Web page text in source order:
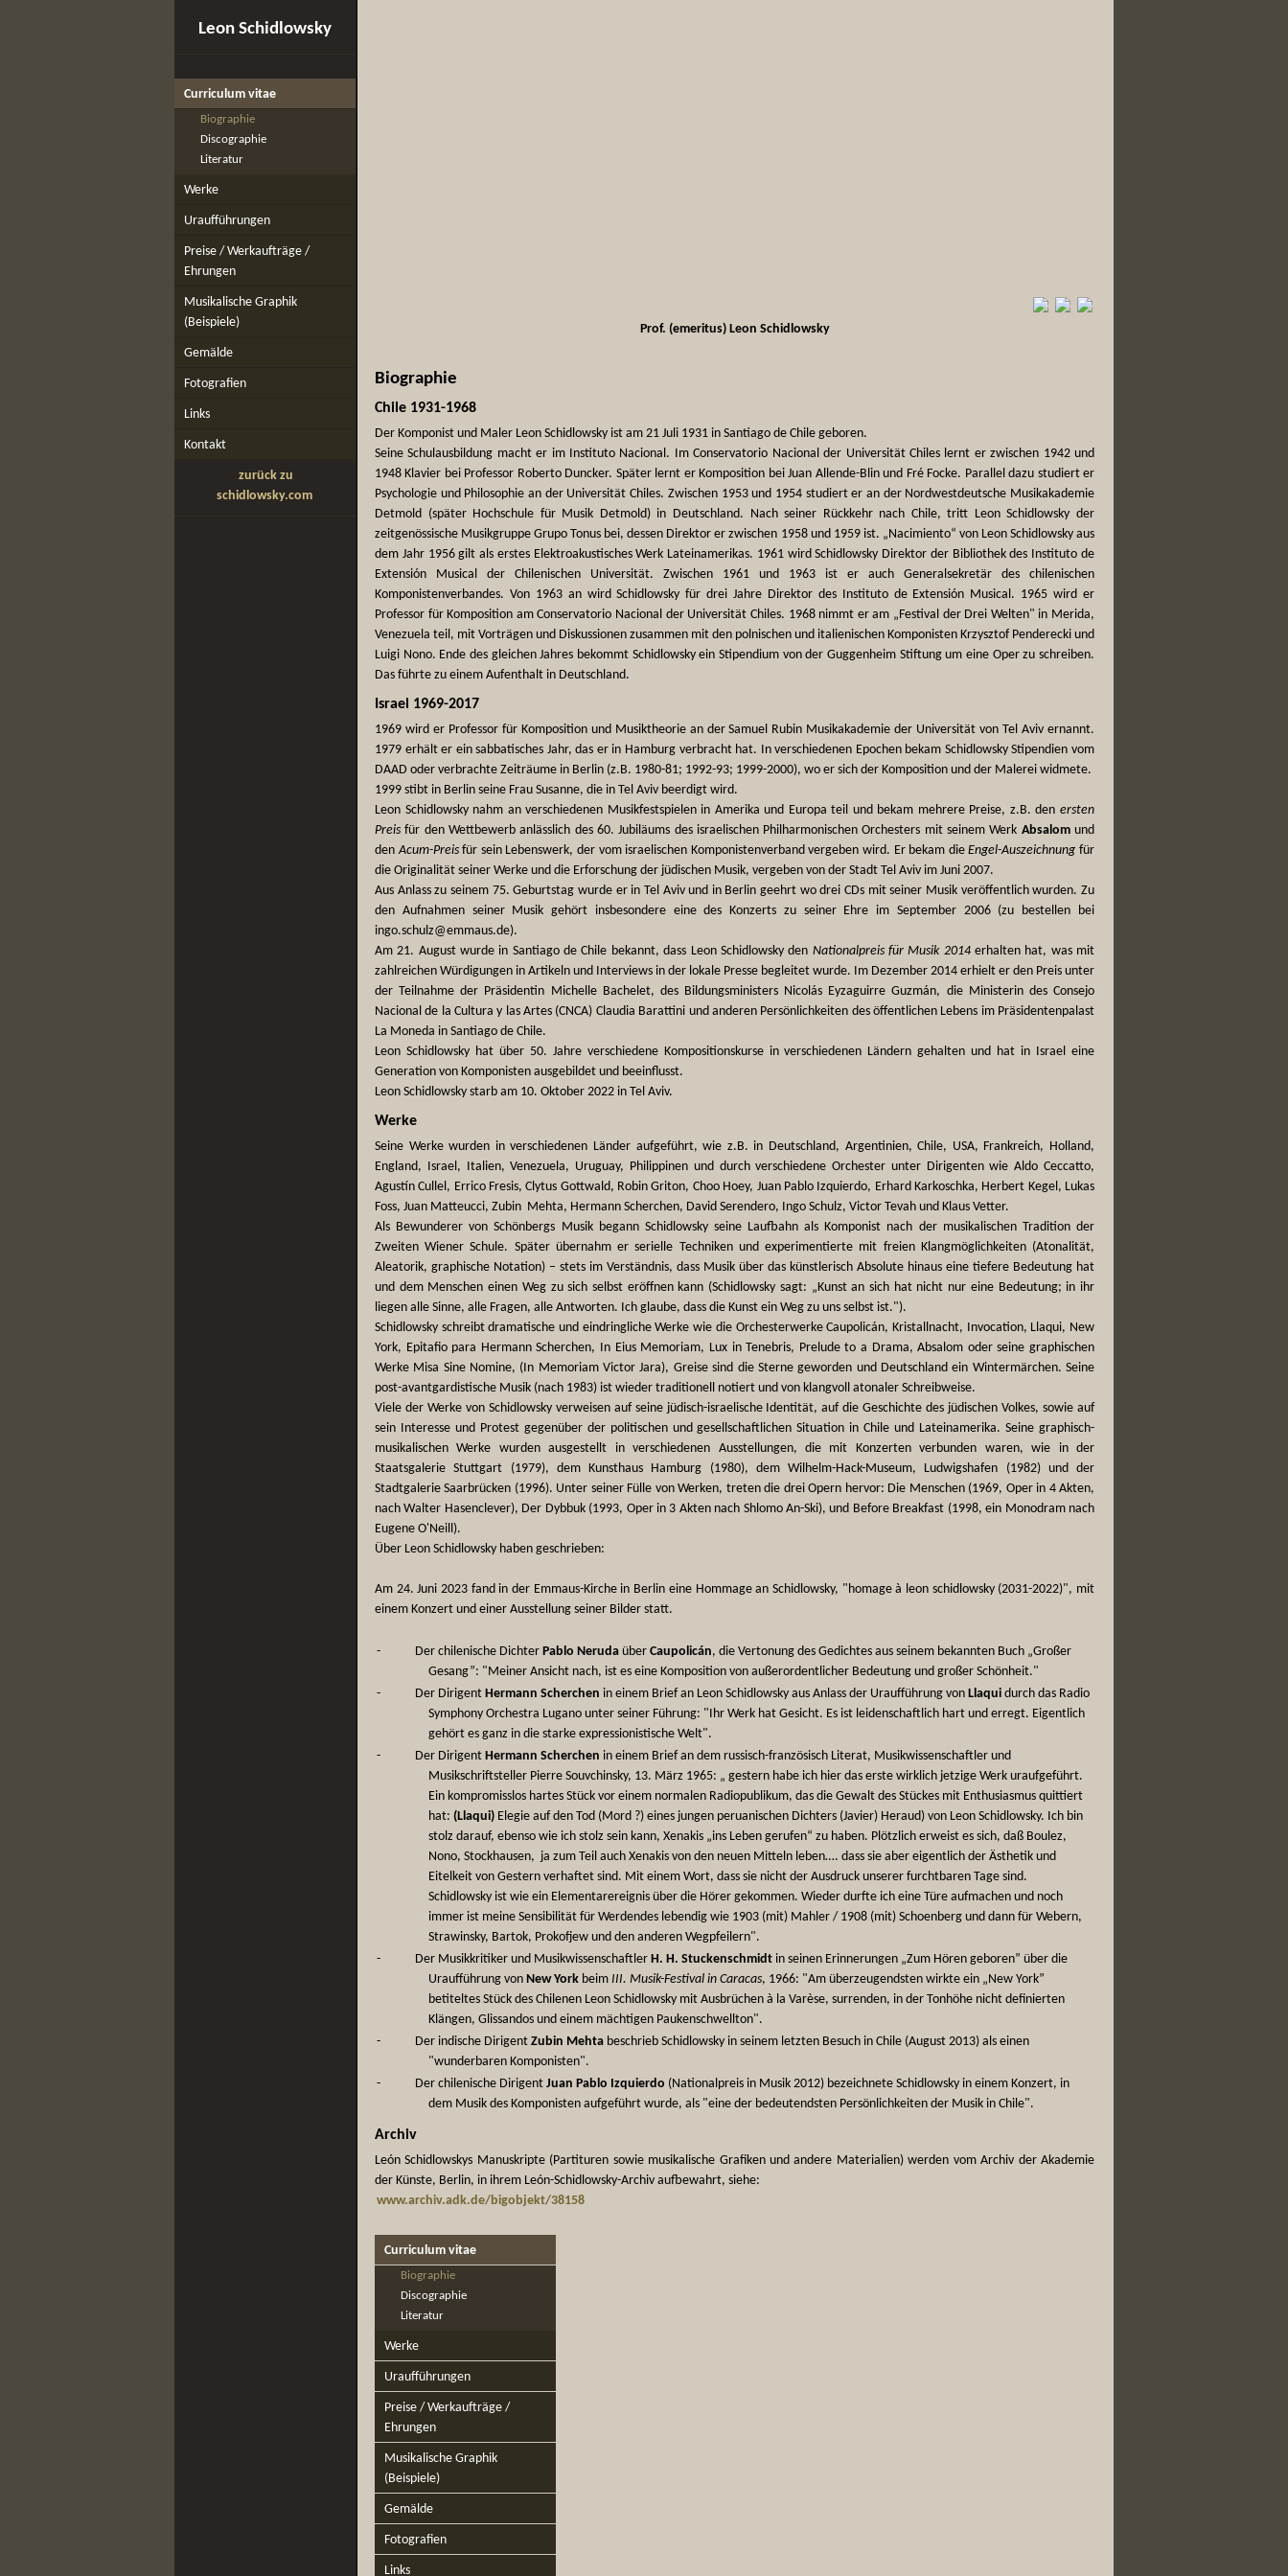
Leon Schidlowsky
Curriculum vitae
Biographie
Discographie
Literatur
Werke
Uraufführungen
Preise / Werkaufträge /
Ehrungen
Musikalische Graphik
(Beispiele)
Gemälde
Fotografien
Links
Kontakt
zurück zu
schidlowsky.com
Prof. (emeritus) Leon Schidlowsky
Biographie
Chile 1931-1968
Der Komponist und Maler Leon Schidlowsky ist am 21 Juli 1931 in Santiago de Chile geboren.
Seine Schulausbildung macht er im Instituto Nacional. Im Conservatorio Nacional der Universität Chiles lernt er zwischen 1942 und
1948 Klavier bei Professor Roberto Duncker. Später lernt er Komposition bei Juan Allende-Blin und Fré Focke. Parallel dazu studiert er
Psychologie und Philosophie an der Universität Chiles. Zwischen 1953 und 1954 studiert er an der Nordwestdeutsche Musikakademie
Detmold (später Hochschule für Musik Detmold) in Deutschland. Nach seiner Rückkehr nach Chile, tritt Leon Schidlowsky der
zeitgenössische Musikgruppe Grupo Tonus bei, dessen Direktor er zwischen 1958 und 1959 ist. „Nacimiento“ von Leon Schidlowsky aus
dem Jahr 1956 gilt als erstes Elektroakustisches Werk Lateinamerikas. 1961 wird Schidlowsky Direktor der Bibliothek des Instituto de
Extensión Musical der Chilenischen Universität. Zwischen 1961 und 1963 ist er auch Generalsekretär des chilenischen
Komponistenverbandes. Von 1963 an wird Schidlowsky für drei Jahre Direktor des Instituto de Extensión Musical. 1965 wird er
Professor für Komposition am Conservatorio Nacional der Universität Chiles. 1968 nimmt er am „Festival der Drei Welten" in Merida,
Venezuela teil, mit Vorträgen und Diskussionen zusammen mit den polnischen und italienischen Komponisten Krzysztof Penderecki und
Luigi Nono. Ende des gleichen Jahres bekommt Schidlowsky ein Stipendium von der Guggenheim Stiftung um eine Oper zu schreiben.
Das führte zu einem Aufenthalt in Deutschland.
Israel 1969-2017
1969 wird er Professor für Komposition und Musiktheorie an der Samuel Rubin Musikakademie der Universität von Tel Aviv ernannt.
1979 erhält er ein sabbatisches Jahr, das er in Hamburg verbracht hat. In verschiedenen Epochen bekam Schidlowsky Stipendien vom
DAAD oder verbrachte Zeiträume in Berlin (z.B. 1980-81; 1992-93; 1999-2000), wo er sich der Komposition und der Malerei widmete.
1999 stibt in Berlin seine Frau Susanne, die in Tel Aviv beerdigt wird.
Leon Schidlowsky nahm an verschiedenen Musikfestspielen in Amerika und Europa teil und bekam mehrere Preise, z.B. den ersten
Preis für den Wettbewerb anlässlich des 60. Jubiläums des israelischen Philharmonischen Orchesters mit seinem Werk Absalomund
denAcum-Preisfür sein Lebenswerk, der vom israelischen Komponistenverband vergeben wird. Er bekam dieEngel-Auszeichnung für
die Originalität seiner Werke und die Erforschung der jüdischen Musik, vergeben von der Stadt Tel Aviv im Juni 2007.
Aus Anlass zu seinem 75. Geburtstag wurde er in Tel Aviv und in Berlin geehrt wo drei CDs mit seiner Musik veröffentlich wurden. Zu
den Aufnahmen seiner Musik gehört insbesondere eine des Konzerts zu seiner Ehre im September 2006 (zu bestellen bei
ingo.schulz@emmaus.de).
Am 21. August wurde in Santiago de Chile bekannt, dass Leon Schidlowsky den Nationalpreis für Musik 2014erhalten hat, was mit
zahlreichen Würdigungen in Artikeln und Interviews in der lokale Presse begleitet wurde. Im Dezember 2014 erhielt er den Preis unter
der Teilnahme der Präsidentin Michelle Bachelet, des Bildungsministers Nicolás Eyzaguirre Guzmán, die Ministerin des Consejo
Nacional de la Cultura y las Artes (CNCA) Claudia Barattini und anderen Persönlichkeiten des öffentlichen Lebens im Präsidentenpalast
La Moneda in Santiago de Chile.
Leon Schidlowsky hat über 50. Jahre verschiedene Kompositionskurse in verschiedenen Ländern gehalten und hat in Israel eine
Generation von Komponisten ausgebildet und beeinflusst.
Leon Schidlowsky starb am 10. Oktober 2022 in Tel Aviv.
Werke
Seine Werke wurden in verschiedenen Länder aufgeführt, wie z.B. in Deutschland, Argentinien, Chile, USA, Frankreich, Holland,
England, Israel, Italien, Venezuela, Uruguay, Philippinen und durch verschiedene Orchester unter Dirigenten wie Aldo Ceccatto,
Agustín Cullel, Errico Fresis, Clytus Gottwald, Robin Griton, Choo Hoey, Juan Pablo Izquierdo, Erhard Karkoschka, Herbert Kegel, Lukas
Foss, Juan Matteucci, Zubin Mehta, Hermann Scherchen, David Serendero, Ingo Schulz, Victor Tevah und Klaus Vetter.
Als Bewunderer von Schönbergs Musik begann Schidlowsky seine Laufbahn als Komponist nach der musikalischen Tradition der
Zweiten Wiener Schule. Später übernahm er serielle Techniken und experimentierte mit freien Klangmöglichkeiten (Atonalität,
Aleatorik, graphische Notation) – stets im Verständnis, dass Musik über das künstlerisch Absolute hinaus eine tiefere Bedeutung hat
und dem Menschen einen Weg zu sich selbst eröffnen kann (Schidlowsky sagt: „Kunst an sich hat nicht nur eine Bedeutung; in ihr
liegen alle Sinne, alle Fragen, alle Antworten. Ich glaube, dass die Kunst ein Weg zu uns selbst ist.").
Schidlowsky schreibt dramatische und eindringliche Werke wie die Orchesterwerke Caupolicán, Kristallnacht, Invocation, Llaqui, New
York, Epitafio para Hermann Scherchen, In Eius Memoriam, Lux in Tenebris, Prelude to a Drama, Absalom oder seine graphischen
Werke Misa Sine Nomine, (In Memoriam Victor Jara), Greise sind die Sterne geworden und Deutschland ein Wintermärchen. Seine
post-avantgardistische Musik (nach 1983) ist wieder traditionell notiert und von klangvoll atonaler Schreibweise.
Viele der Werke von Schidlowsky verweisen auf seine jüdisch-israelische Identität, auf die Geschichte des jüdischen Volkes, sowie auf
sein Interesse und Protest gegenüber der politischen und gesellschaftlichen Situation in Chile und Lateinamerika. Seine graphisch-
musikalischen Werke wurden ausgestellt in verschiedenen Ausstellungen, die mit Konzerten verbunden waren, wie in der
Staatsgalerie Stuttgart (1979), dem Kunsthaus Hamburg (1980), dem Wilhelm-Hack-Museum, Ludwigshafen (1982) und der
Stadtgalerie Saarbrücken (1996). Unter seiner Fülle von Werken, treten die drei Opern hervor: Die Menschen (1969, Oper in 4 Akten,
nach Walter Hasenclever), Der Dybbuk (1993, Oper in 3 Akten nach Shlomo An-Ski), und Before Breakfast (1998, ein Monodram nach
Eugene O'Neill).
Über Leon Schidlowsky haben geschrieben:
Am 24. Juni 2023 fand in der Emmaus-Kirche in Berlin eine Hommage an Schidlowsky, "homage à leon schidlowsky (2031-2022)", mit
einem Konzert und einer Ausstellung seiner Bilder statt.
- Der chilenische Dichter Pablo Neruda über Caupolicán, die Vertonung des Gedichtes aus seinem bekannten Buch „Großer
Gesang”: "Meiner Ansicht nach, ist es eine Komposition von außerordentlicher Bedeutung und großer Schönheit."
-
Der Dirigent Hermann Scherchen in einem Brief an Leon Schidlowsky aus Anlass der Uraufführung von Llaqui durch das Radio
Symphony Orchestra Lugano unter seiner Führung: "Ihr Werk hat Gesicht. Es ist leidenschaftlich hart und erregt. Eigentlich
gehört es ganz in die starke expressionistische Welt".
-
Der Dirigent Hermann Scherchen in einem Brief an dem russisch-französisch Literat, Musikwissenschaftler und
Musikschriftsteller Pierre Souvchinsky, 13. März 1965: „ gestern habe ich hier das erste wirklich jetzige Werk uraufgeführt.
Ein kompromisslos hartes Stück vor einem normalen Radiopublikum, das die Gewalt des Stückes mit Enthusiasmus quittiert
hat:(Llaqui) Elegie auf den Tod (Mord ?) eines jungen peruanischen Dichters (Javier) Heraud) von Leon Schidlowsky. Ich bin
stolz darauf, ebenso wie ich stolz sein kann, Xenakis „ins Leben gerufen“ zu haben. Plötzlich erweist es sich, daß Boulez,
Nono, Stockhausen, ja zum Teil auch Xenakis von den neuen Mitteln leben…. dass sie aber eigentlich der Ästhetik und
Eitelkeit von Gestern verhaftet sind. Mit einem Wort, dass sie nicht der Ausdruck unserer furchtbaren Tage sind.
Schidlowsky ist wie ein Elementarereignis über die Hörer gekommen. Wieder durfte ich eine Türe aufmachen und noch
immer ist meine Sensibilität für Werdendes lebendig wie 1903 (mit) Mahler / 1908 (mit) Schoenberg und dann für Webern,
Strawinsky, Bartok, Prokofjew und den anderen Wegpfeilern".
-
Der Musikkritiker und Musikwissenschaftler H. H. Stuckenschmidt in seinen Erinnerungen „Zum Hören geboren” über die
Uraufführung vonNew York beimIII. Musik-Festival in Caracas, 1966: "Am überzeugendsten wirkte ein „New York”
betiteltes Stück des Chilenen Leon Schidlowsky mit Ausbrüchen à la Varèse, surrenden, in der Tonhöhe nicht definierten
Klängen, Glissandos und einem mächtigen Paukenschwellton".
-
Der indische Dirigent Zubin Mehta beschrieb Schidlowsky in seinem letzten Besuch in Chile (August 2013) als einen
"wunderbaren Komponisten".
-
Der chilenische Dirigent Juan Pablo Izquierdo (Nationalpreis in Musik 2012) bezeichnete Schidlowsky in einem Konzert, in
dem Musik des Komponisten aufgeführt wurde, als "eine der bedeutendsten Persönlichkeiten der Musik in Chile".
Archiv
León Schidlowskys Manuskripte (Partituren sowie musikalische Grafiken und andere Materialien) werden vom Archiv der Akademie
der Künste, Berlin, in ihrem León-Schidlowsky-Archiv aufbewahrt, siehe:
www.archiv.adk.de/bigobjekt/38158
Curriculum vitae
Biographie
Discographie
Literatur
Werke
Uraufführungen
Preise / Werkaufträge /
Ehrungen
Musikalische Graphik
(Beispiele)
Gemälde
Fotografien
Links